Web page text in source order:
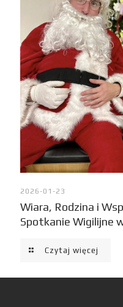
2026-01-23
Wiara, Rodzina i
Spotkanie Wigilijne
Czytaj więcej